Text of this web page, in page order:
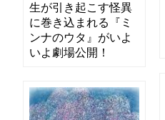
生が引き起こす怪異
に巻き込まれる『ミ
ンナのウタ』がいよ
いよ劇場公開！